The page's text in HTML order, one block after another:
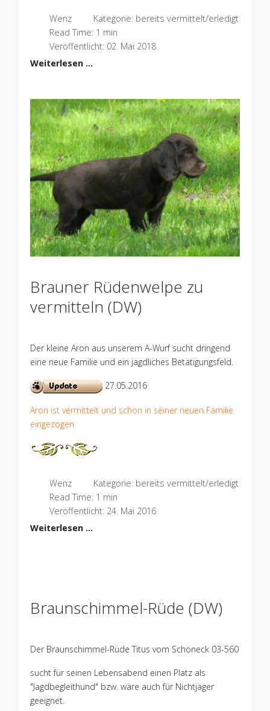
Wenz Kategorie: bereits vermittelt/erledigt
Read Time: 1 min
Veröffentlicht: 02. Mai 2018
Weiterlesen …
Brauner Rüdenwelpe zu
vermitteln (DW)
Der kleine Aron aus unserem A-Wurf sucht dringend
eine neue Familie und ein jagdliches Betätigungsfeld.
27.05.2016
Aron ist vermittelt und schon in seiner neuen Familie
eingezogen.
Wenz Kategorie: bereits vermittelt/erledigt
Read Time: 1 min
Veröffentlicht: 24. Mai 2016
Weiterlesen …
Braunschimmel-Rüde (DW)
Der Braunschimmel-Rüde Titus vom Schöneck 03-560
sucht für seinen Lebensabend einen Platz als
"Jagdbegleithund" bzw. wäre auch für Nichtjäger
geeignet.